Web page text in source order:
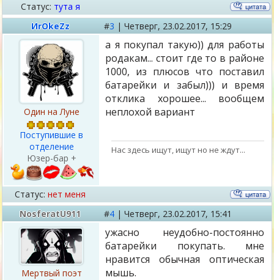
Статус: тута я
ИrОkеZz
#3 | Четверг, 23.02.2017, 15:29
Один на Луне
Поступившие в
отделение
Юзер-бар +
а я покупал такую)) для работы
родакам... стоит где то в районе
1000, из плюсов что поставил
батарейки и забыл))) и время
отклика хорошее... вообщем
неплохой вариант
Нас здесь ищут, ищут но не ждут...
Статус: нет меня
NosferatU911
#4 | Четверг, 23.02.2017, 15:41
Мертвый поэт
ужасно неудобно-постоянно
батарейки покупать. мне
нравится обычная оптическая
мышь.